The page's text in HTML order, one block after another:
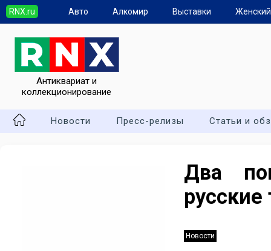
RNX.ru Авто Алкомир Выставки
Антиквариат и
коллекционирование
Новости Пресс-релизы Статьи и
Два
русские
Новости